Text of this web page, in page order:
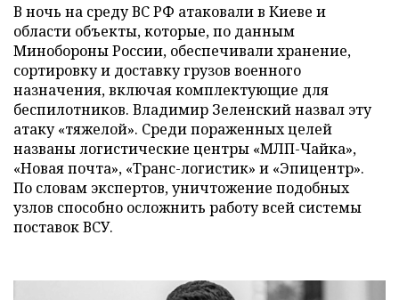
В ночь на среду ВС РФ атаковали в Киеве и
области объекты, которые, по данным
Минобороны России, обеспечивали хранение,
сортировку и доставку грузов военного
назначения, включая комплектующие для
беспилотников. Владимир Зеленский назвал эту
атаку «тяжелой». Среди пораженных целей
названы логистические центры «МЛП-Чайка»,
«Новая почта», «Транс-логистик» и «Эпицентр».
По словам экспертов, уничтожение подобных
узлов способно осложнить работу всей системы
поставок ВСУ.